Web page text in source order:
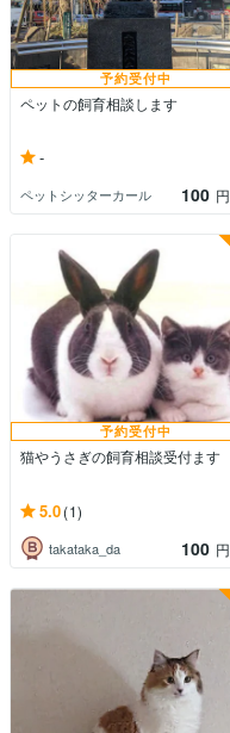
予約受付中
ペットの飼育相談します
-
ペットシッターカール 100 円
予約受付中
猫やうさぎの飼育相談受付ます
5.0(1)
takataka_da 100 円